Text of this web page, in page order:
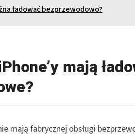
ładować bezprzewodowo?
mają
mają fabrycznej obsługi